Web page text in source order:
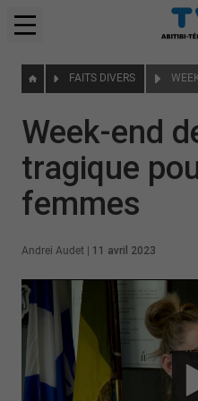
FAITS DIVERS
Week-end
tragique
femmes
Andrei Audet 11 avril 2023